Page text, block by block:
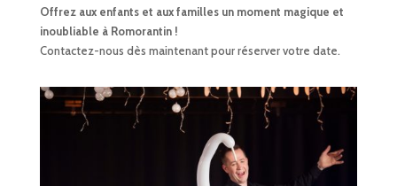
Offrez aux enfants et aux familles un moment magique et
inoubliable à Romorantin !
Contactez-nous dès maintenant pour réserver votre date.